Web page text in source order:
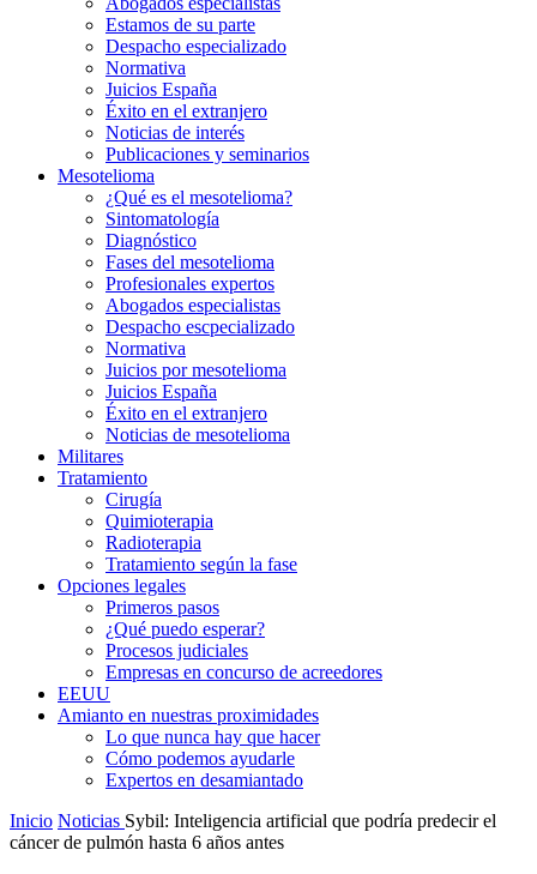
Estamos de su parte
Despacho especializado
Normativa
Juicios España
Éxito en el extranjero
Noticias de interés
Publicaciones y seminarios
Mesotelioma
¿Qué es el mesotelioma?
Sintomatología
Diagnóstico
Fases del mesotelioma
Profesionales expertos
Abogados especialistas
Despacho escpecializado
Normativa
Juicios por mesotelioma
Juicios España
Éxito en el extranjero
Noticias de mesotelioma
Militares
Tratamiento
Cirugía
Quimioterapia
Radioterapia
Tratamiento según la fase
Opciones legales
Primeros pasos
¿Qué puedo esperar?
Procesos judiciales
Empresas en concurso de acreedores
EEUU
Amianto en nuestras proximidades
Lo que nunca hay que hacer
Cómo podemos ayudarle
Expertos en desamiantado
Inicio Noticias Sybil: Inteligencia artificial que podría predecir el
cáncer de pulmón hasta 6 años antes